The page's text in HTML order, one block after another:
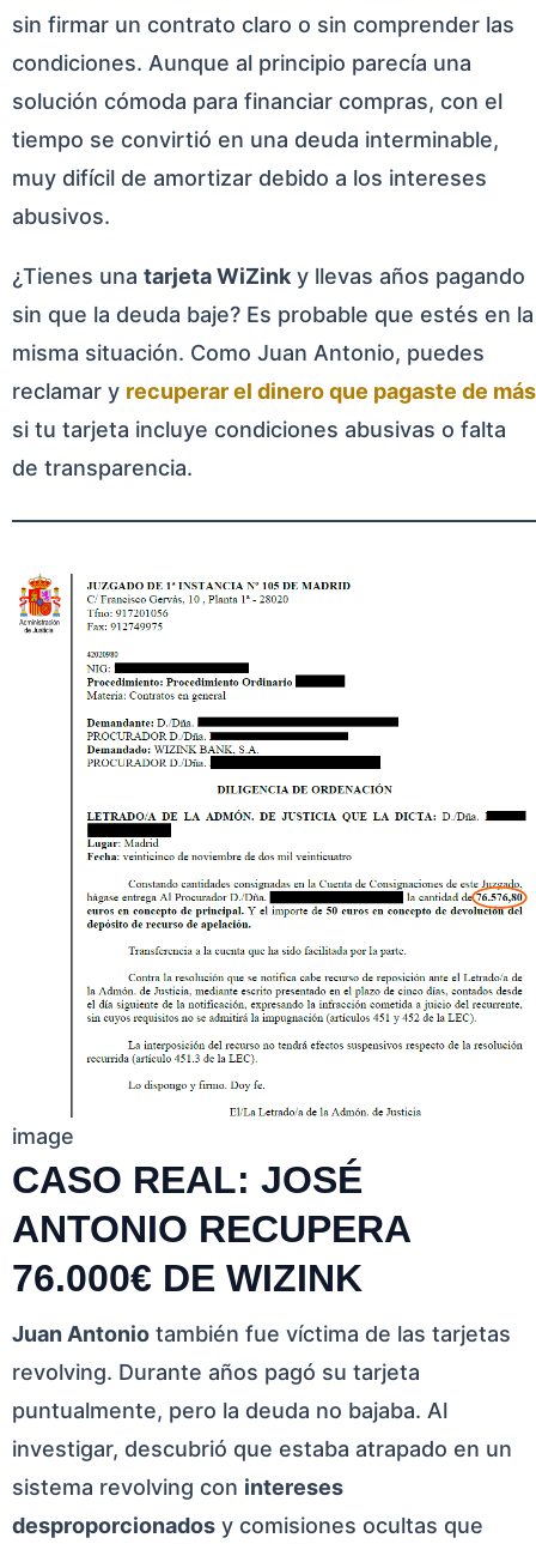
sin firmar un contrato claro o sin comprender las
condiciones. Aunque al principio parecía una
solución cómoda para financiar compras, con el
tiempo se convirtió en una deuda interminable,
muy difícil de amortizar debido a los intereses
abusivos.
¿Tienes una tarjeta WiZink y llevas años pagando
sin que la deuda baje? Es probable que estés en la
misma situación. Como Juan Antonio, puedes
reclamar y recuperar el dinero que pagaste de más
si tu tarjeta incluye condiciones abusivas o falta
de transparencia.
image
CASO REAL: JOSÉ
ANTONIO RECUPERA
76.000€ DE WIZINK
Juan Antonio también fue víctima de las tarjetas
revolving. Durante años pagó su tarjeta
puntualmente, pero la deuda no bajaba. Al
investigar, descubrió que estaba atrapado en un
sistema revolving con intereses
desproporcionados y comisiones ocultas que